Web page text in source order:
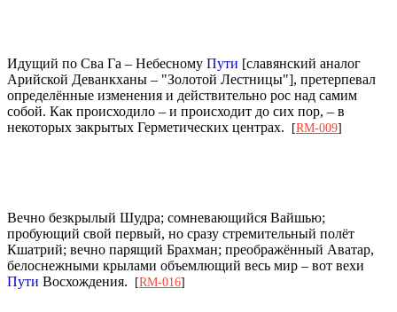
Идущий по Сва Га – Небесному Пути [славянский аналог
Арийской Деванкханы – "Золотой Лестницы"], претерпевал
определённые изменения и действительно рос над самим
собой. Как происходило – и происходит до сих пор, – в
некоторых закрытых Герметических центрах.
[RM-009]
Вечно безкрылый Шудра; сомневающийся Вайшью;
пробующий свой первый, но сразу стремительный полёт
Кшатрий; вечно парящий Брахман; преображённый Аватар,
белоснежными крылами объемлющий весь мир – вот вехи
Пути Восхождения. [RM-016]